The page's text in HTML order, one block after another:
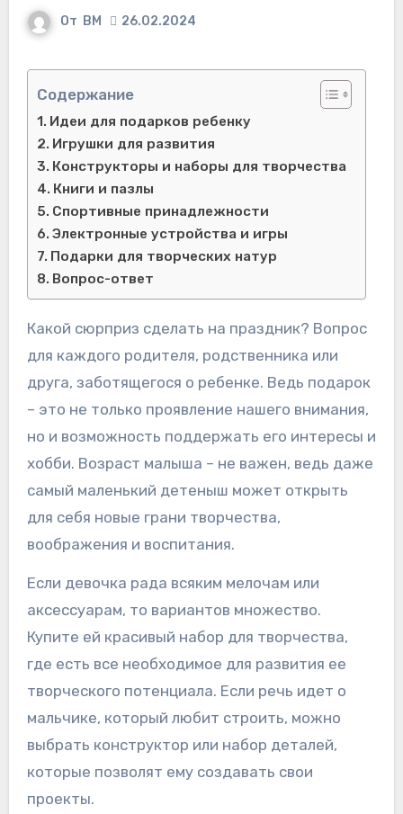
От ВМ 26.02.2024
Содержание
Идеи для подарков ребенку
Игрушки для развития
Конструкторы и наборы для творчества
Книги и пазлы
Спортивные принадлежности
Электронные устройства и игры
Подарки для творческих натур
Вопрос-ответ
Какой сюрприз сделать на праздник? Вопрос
для каждого родителя, родственника или
друга, заботящегося о ребенке. Ведь подарок
– это не только проявление нашего внимания,
но и возможность поддержать его интересы и
хобби. Возраст малыша – не важен, ведь даже
самый маленький детеныш может открыть
для себя новые грани творчества,
воображения и воспитания.
Если девочка рада всяким мелочам или
аксессуарам, то вариантов множество.
Купите ей красивый набор для творчества,
где есть все необходимое для развития ее
творческого потенциала. Если речь идет о
мальчике, который любит строить, можно
выбрать конструктор или набор деталей,
которые позволят ему создавать свои
проекты.